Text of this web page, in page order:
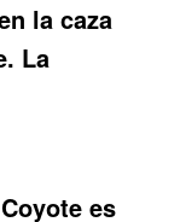
la caza
La
es